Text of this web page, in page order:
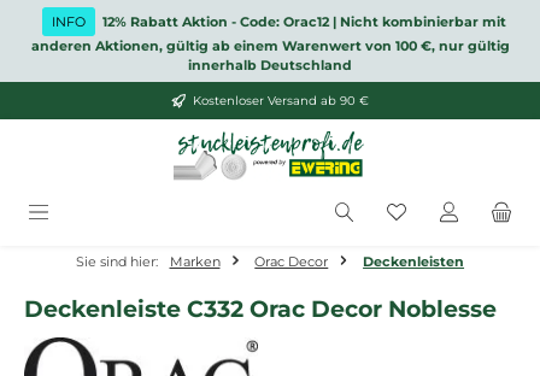
Zum Hauptinhalt springen
INFO
12% Rabatt Aktion - Code: Orac12 | Nicht kombinierbar mit
anderen Aktionen, gültig ab einem Warenwert von 100 €, nur gültig
innerhalb Deutschland
Kostenloser Versand ab 90 €
Du hast 0
Sie sind hier: Marken Orac Decor Deckenleisten
Deckenleiste C332 Orac Decor Noblesse